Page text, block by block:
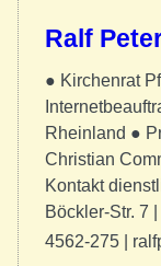
Ralf
● Kirchenrat
Rheinland ●
Christian
Kontakt
Böckler-Str. 7
4562-275 |